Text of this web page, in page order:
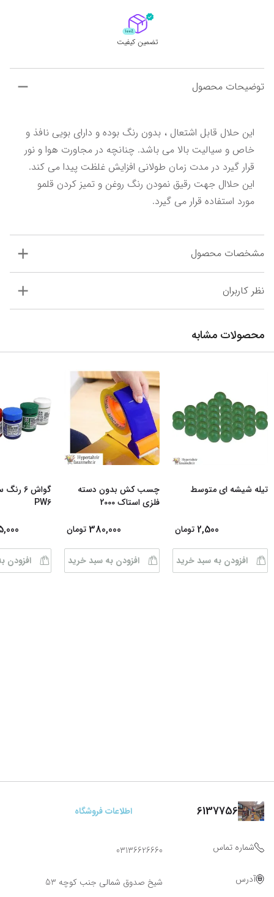
تضمین کیفیت
توضیحات محصول
مورد استفاده قرار می گیرد.
مشخصات محصول
نظر کاربران
محصولات مشابه
تیله شیشه ای متوسط
2,500 تومان
افزودن به سبد خرید
چسب کش بدون دسته
فلزی استاک 2000
380,000 تومان
افزودن به سبد خرید
گواش 6
PW6
افزودن
6137756 اطلاعات فروشگاه
شماره تماس 03136626660
آدرس شیخ صدوق شمالی جنب کوچه 53